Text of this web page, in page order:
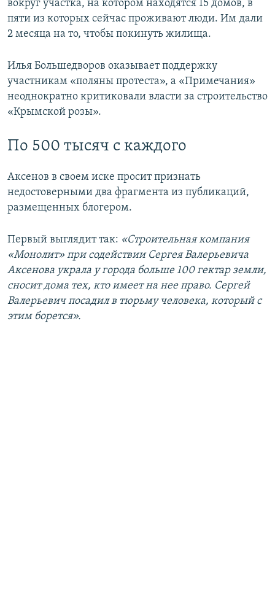
вокруг участка, на котором находятся 15 домов, в
пяти из которых сейчас проживают люди. Им дали
2 месяца на то, чтобы покинуть жилища.
Илья Большедворов оказывает поддержку
участникам «поляны протеста», а «Примечания»
неоднократно критиковали власти за строительство
«Крымской розы».
По 500 тысяч с каждого
Аксенов в своем иске просит признать
недостоверными два фрагмента из публикаций,
размещенных блогером.
Первый выглядит так: «Строительная компания
«Монолит» при содействии Сергея Валерьевича
Аксенова украла у города больше 100 гектар земли,
сносит дома тех, кто имеет на нее право. Сергей
Валерьевич посадил в тюрьму человека, который с
этим борется».